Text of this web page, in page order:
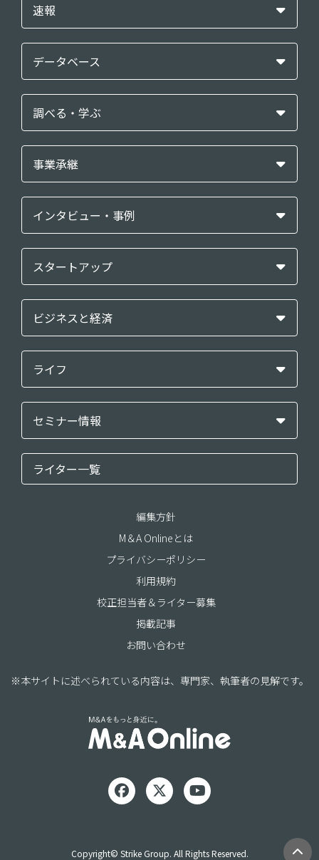
速報
データベース
調べる・学ぶ
事業承継
インタビュー・事例
スタートアップ
ビジネスと経済
ライフ
セミナー情報
ライター一覧
編集方針
M＆A Onlineとは
プライバシーポリシー
利用規約
校正担当者＆ライター募集
掲載記事
お問い合わせ
※本サイトに述べられている内容は、専門家、執筆者の見解です。
Copyright© Strike Group. All Rights Reserved.